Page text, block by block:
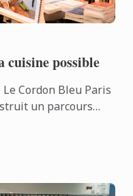
possible
Cordon Bleu Paris
un parcours